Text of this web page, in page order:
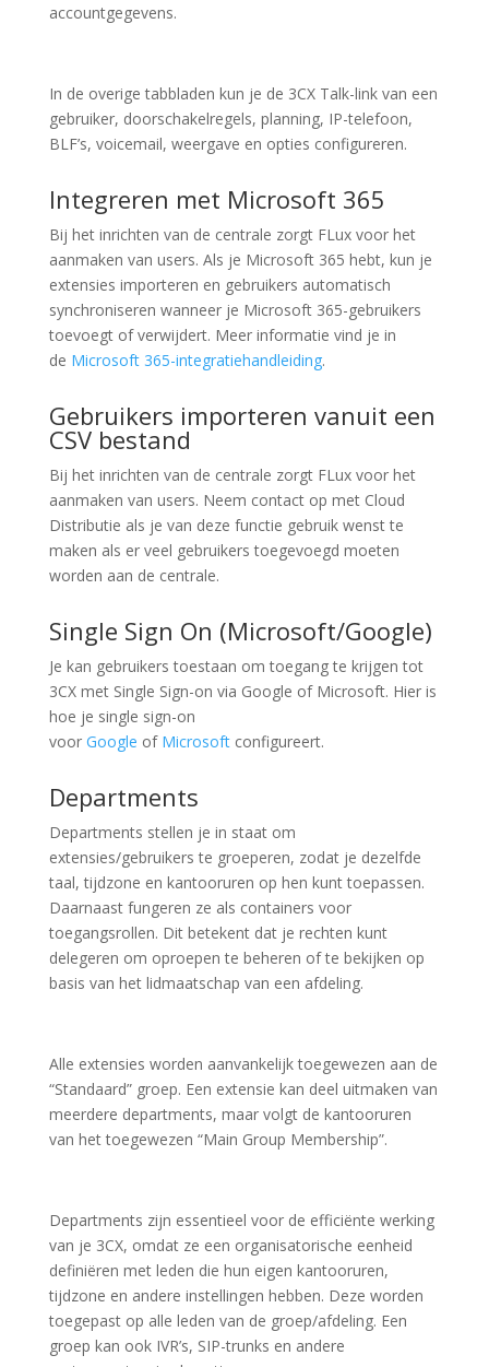
accountgegevens.
In de overige tabbladen kun je de 3CX Talk-link van een
gebruiker, doorschakelregels, planning, IP-telefoon,
BLF’s, voicemail, weergave en opties configureren.
Integreren met Microsoft 365
Bij het inrichten van de centrale zorgt FLux voor het
aanmaken van users. Als je Microsoft 365 hebt, kun je
extensies importeren en gebruikers automatisch
synchroniseren wanneer je Microsoft 365-gebruikers
toevoegt of verwijdert. Meer informatie vind je in
de Microsoft 365-integratiehandleiding.
Gebruikers importeren vanuit een
CSV bestand
Bij het inrichten van de centrale zorgt FLux voor het
aanmaken van users. Neem contact op met Cloud
Distributie als je van deze functie gebruik wenst te
maken als er veel gebruikers toegevoegd moeten
worden aan de centrale.
Single Sign On (Microsoft/Google)
Je kan gebruikers toestaan om toegang te krijgen tot
3CX met Single Sign-on via Google of Microsoft. Hier is
hoe je single sign-on
voor Google of Microsoftconfigureert.
Departments
Departments stellen je in staat om
extensies/gebruikers te groeperen, zodat je dezelfde
taal, tijdzone en kantooruren op hen kunt toepassen.
Daarnaast fungeren ze als containers voor
toegangsrollen. Dit betekent dat je rechten kunt
delegeren om oproepen te beheren of te bekijken op
basis van het lidmaatschap van een afdeling.
Alle extensies worden aanvankelijk toegewezen aan de
“Standaard” groep. Een extensie kan deel uitmaken van
meerdere departments, maar volgt de kantooruren
van het toegewezen “Main Group Membership”.
Departments zijn essentieel voor de efficiënte werking
van je 3CX, omdat ze een organisatorische eenheid
definiëren met leden die hun eigen kantooruren,
tijdzone en andere instellingen hebben. Deze worden
toegepast op alle leden van de groep/afdeling. Een
groep kan ook IVR’s, SIP-trunks en andere